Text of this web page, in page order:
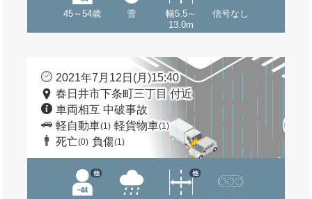
45～54歳 雪
幅5.5～
13.0m
信号なし
2021年7月12日(月)15:40
春日井市下条町三丁目 付近
車両相互 中破事故
軽自動車(1) 軽貨物車(1)
死亡(0) 負傷(1)
他 他